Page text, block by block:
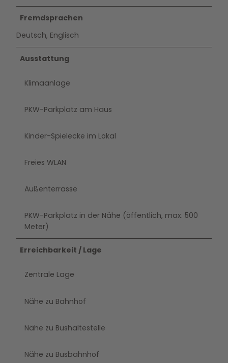
Fremdsprachen
Deutsch, Englisch
Ausstattung
Klimaanlage
PKW-Parkplatz am Haus
Kinder-Spielecke im Lokal
Freies WLAN
Außenterrasse
PKW-Parkplatz in der Nähe (öffentlich, max. 500
Meter)
Erreichbarkeit / Lage
Zentrale Lage
Nähe zu Bahnhof
Nähe zu Bushaltestelle
Nähe zu Busbahnhof